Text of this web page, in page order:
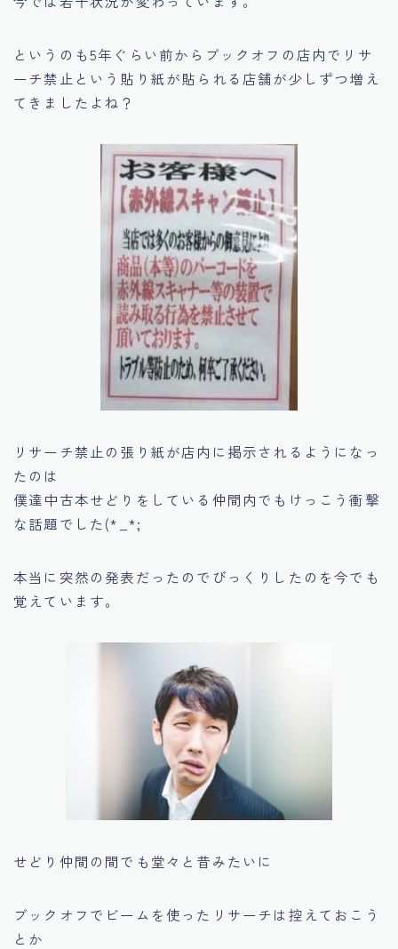
というのも5年ぐらい前からブックオフの店内で リサ
ーチ禁止 という貼り紙が貼られる店舗が少しずつ増え
てきましたよね？
リサーチ禁止の張り紙が店内に掲示されるようになっ
たのは
僕達中古本せどりをしている仲間内でもけっこう衝撃
な話題でした(*_*;
本当に突然の発表だったのでびっくりしたのを今でも
覚えています。
せどり仲間の間でも堂々と昔みたいに
ブックオフでビームを使ったリサーチは控えておこう
とか